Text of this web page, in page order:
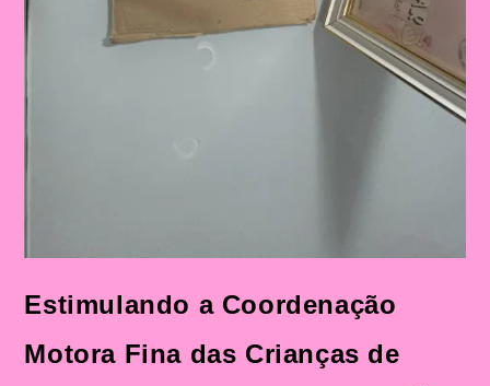
Estimulando a Coordenação
Motora Fina das Crianças de